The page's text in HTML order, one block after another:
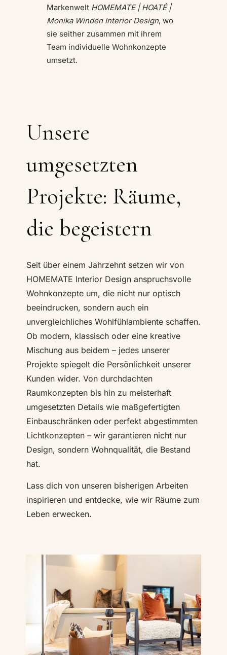
Markenwelt HOMEMATE | HOATÉ |
Monika Winden Interior Design, wo
sie seither zusammen mit ihrem
Team individuelle Wohnkonzepte
umsetzt.
Unsere
umgesetzten
Projekte: Räume,
die begeistern
Seit über einem Jahrzehnt setzen wir von
HOMEMATE Interior Design anspruchsvolle
Wohnkonzepte um, die nicht nur optisch
beeindrucken, sondern auch ein
unvergleichliches Wohlfühlambiente schaffen.
Ob modern, klassisch oder eine kreative
Mischung aus beidem – jedes unserer
Projekte spiegelt die Persönlichkeit unserer
Kunden wider. Von durchdachten
Raumkonzepten bis hin zu meisterhaft
umgesetzten Details wie maßgefertigten
Einbauschränken oder perfekt abgestimmten
Lichtkonzepten – wir garantieren nicht nur
Design, sondern Wohnqualität, die Bestand
hat.
Lass dich von unseren bisherigen Arbeiten
inspirieren und entdecke, wie wir Räume zum
Leben erwecken.